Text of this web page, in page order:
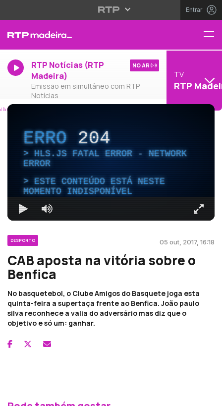
Entrar
RTP Notícias (RTP
Madeira)
Emissão em simultâneo com RTP
Notícias
NO AR
TV
RTP
ERRO204
HLS.JS FATAL ERROR - NETWORK
ERROR
ESTE CONTEÚDO ESTÁ NESTE
MOMENTO INDISPONÍVEL
DESPORTO 05 out, 2017, 16:18
CAB aposta na vitória sobre o
Benfica
No basquetebol, o Clube Amigos do Basquete joga esta
quinta-feira a supertaça frente ao Benfica. João paulo
silva reconhece a valia do adversário mas diz que o
objetivo e só um: ganhar.